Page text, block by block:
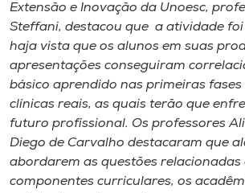
Extensão e Inovação da Unoesc,
Steffani, destacou que a atividade
haja vista que os alunos em suas
apresentações conseguiram
básico aprendido nas primeiras fases
clínicas reais, as quais terão que
futuro profissional. Os professores
Diego de Carvalho destacaram que
abordarem as questões relacionadas
componentes curriculares, os